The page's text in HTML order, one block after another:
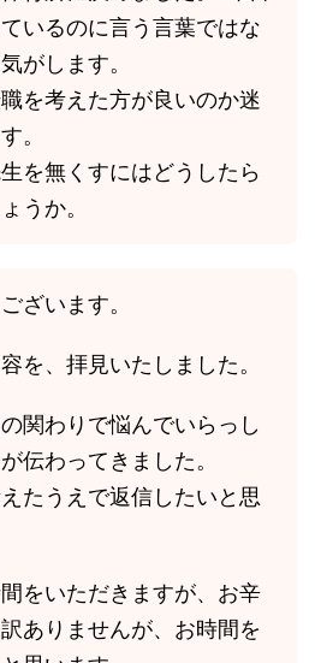
いるのに言う言葉ではな
がします。
を考えた方が良いのか迷
。
を無くすにはどうしたら
うか。
ざいます。
を、拝見いたしました。
関わりで悩んでいらっし
伝わってきました。
たうえで返信したいと思
をいただきますが、お辛
ありませんが、お時間を